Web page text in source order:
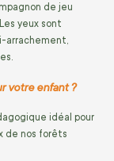
de jeu
yeux sont
arrachement,
votre enfant ?
idéal pour
de nos forêts